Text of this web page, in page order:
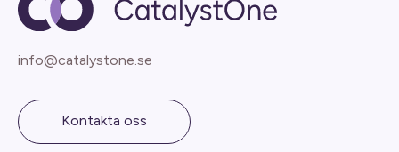
info@catalystone.se
Kontakta oss